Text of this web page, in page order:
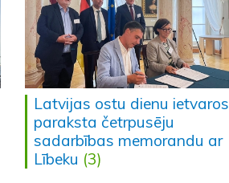
Latvijas ostu dienu ietvaros
paraksta četrpusēju
sadarbības memorandu ar
Lībeku (3)